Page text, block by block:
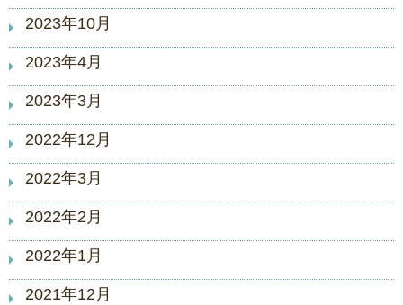
2023年10月
2023年4月
2023年3月
2022年12月
2022年3月
2022年2月
2022年1月
2021年12月